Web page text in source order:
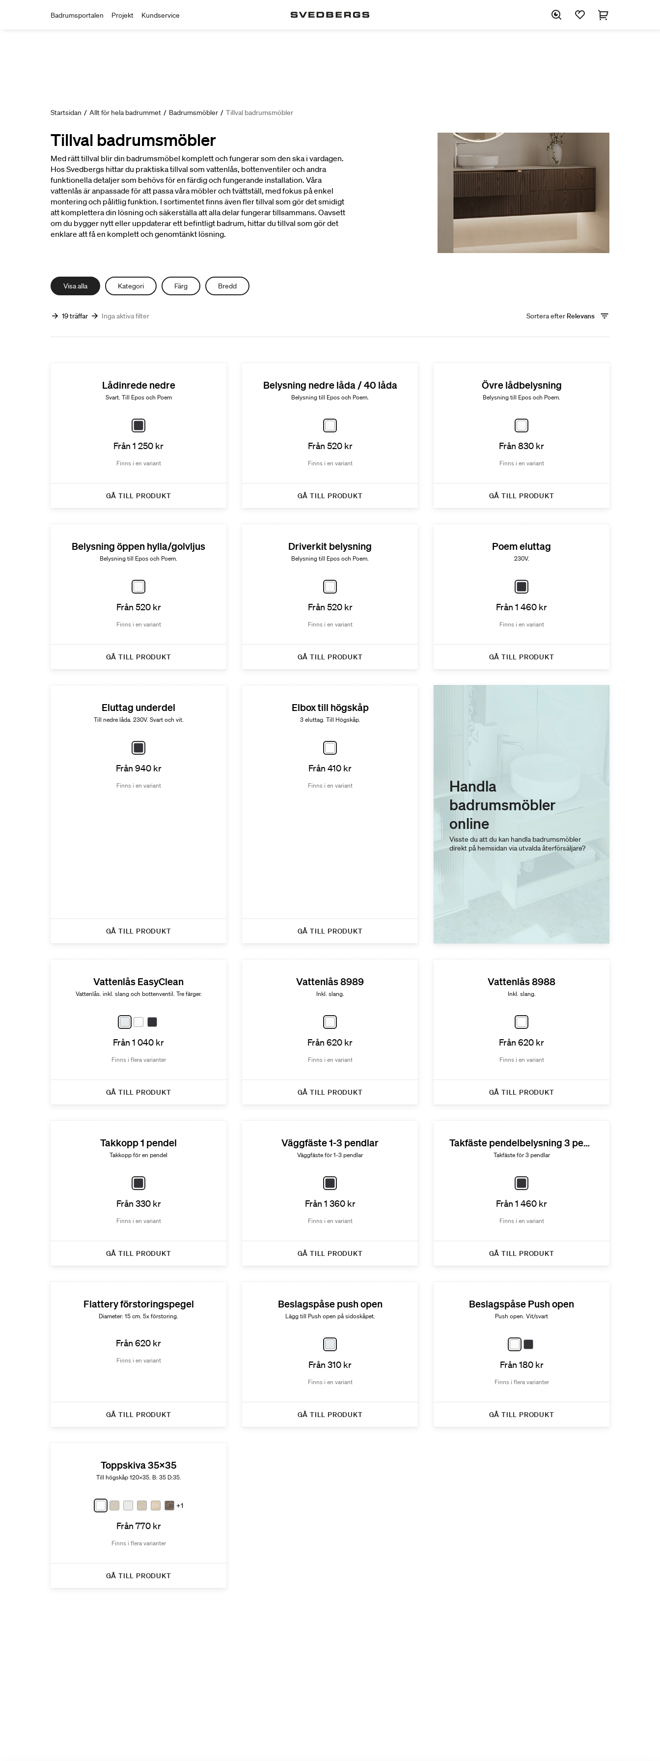
Badrumsportalen Projekt Kundservice
Startsidan / Allt för hela badrummet / Badrumsmöbler / Tillval badrumsmöbler
Tillval badrumsmöbler
Med rätt tillval blir din badrumsmöbel komplett och fungerar som den ska i vardagen.
Hos Svedbergs hittar du praktiska tillval som vattenlås, bottenventiler och andra
funktionella detaljer som behövs för en färdig och fungerande installation. Våra
vattenlås är anpassade för att passa våra möbler och tvättställ, med fokus på enkel
montering och pålitlig funktion. I sortimentet finns även fler tillval som gör det smidigt
att komplettera din lösning och säkerställa att alla delar fungerar tillsammans. Oavsett
om du bygger nytt eller uppdaterar ett befintligt badrum, hittar du tillval som gör det
enklare att få en komplett och genomtänkt lösning.
Visa alla Kategori Färg Bredd
19 träffar Inga aktiva filter Sortera efter Relevans
Lådinrede nedre
Svart. Till Epos och Poem
Från 1 250 kr
Finns i en variant
GÅ TILL PRODUKT
Belysning nedre låda / 40 låda
Belysning till Epos och Poem.
Från 520 kr
Finns i en variant
GÅ TILL PRODUKT
Övre lådbelysning
Belysning till Epos och Poem.
Från 830 kr
Finns i en variant
GÅ TILL PRODUKT
Belysning öppen hylla/golvljus
Belysning till Epos och Poem.
Från 520 kr
Finns i en variant
GÅ TILL PRODUKT
Driverkit belysning
Belysning till Epos och Poem.
Från 520 kr
Finns i en variant
GÅ TILL PRODUKT
Poem eluttag
230V.
Från 1 460 kr
Finns i en variant
GÅ TILL PRODUKT
Eluttag underdel
Till nedre låda. 230V. Svart och vit.
Från 940 kr
Finns i en variant
GÅ TILL PRODUKT
Elbox till högskåp
3 eluttag. Till Högskåp.
Från 410 kr
Finns i en variant
GÅ TILL PRODUKT
Handla
badrumsmöbler
online
Visste du att du kan handla badrumsmöbler
direkt på hemsidan via utvalda återförsäljare?
Vattenlås EasyClean
Vattenlås. inkl. slang och bottenventil. Tre färger.
Från 1 040 kr
Finns i flera varianter
GÅ TILL PRODUKT
Vattenlås 8989
Inkl. slang.
Från 620 kr
Finns i en variant
GÅ TILL PRODUKT
Vattenlås 8988
Inkl. slang.
Från 620 kr
Finns i en variant
GÅ TILL PRODUKT
Takkopp 1 pendel
Takkopp för en pendel
Från 330 kr
Finns i en variant
GÅ TILL PRODUKT
Väggfäste 1-3 pendlar
Väggfäste för 1-3 pendlar
Från 1 360 kr
Finns i en variant
GÅ TILL PRODUKT
Takfäste pendelbelysning 3 pendlar
Takfäste för 3 pendlar
Från 1 460 kr
Finns i en variant
GÅ TILL PRODUKT
Flattery förstoringspegel
Diameter: 15 cm. 5x förstoring.
Från 620 kr
Finns i en variant
GÅ TILL PRODUKT
Beslagspåse push open
Lägg till Push open på sidoskåpet.
Från 310 kr
Finns i en variant
GÅ TILL PRODUKT
Beslagspåse Push open
Push open. Vit/svart
Från 180 kr
Finns i flera varianter
GÅ TILL PRODUKT
Toppskiva 35x35
Till högskåp 120x35. B: 35 D:35.
+1
Från 770 kr
Finns i flera varianter
GÅ TILL PRODUKT